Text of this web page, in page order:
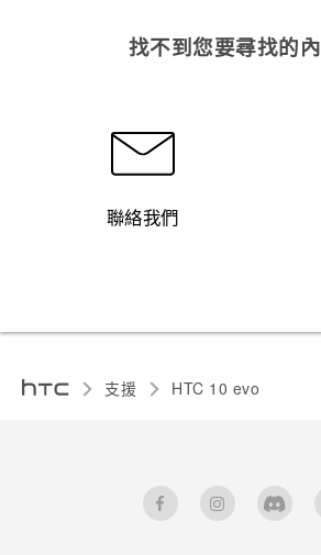
找不到您要尋找的
聯絡我們
支援 HTC 10 evo‎